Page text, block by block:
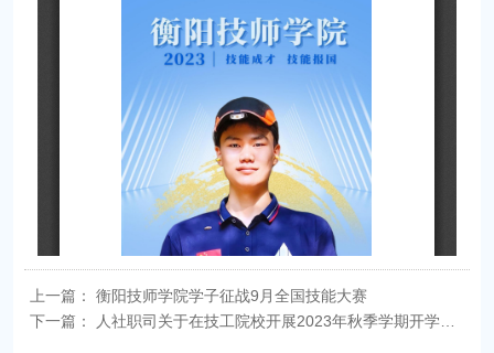
上一篇： 衡阳技师学院学子征战9月全国技能大赛
下一篇：
人社职司关于在技工院校开展2023年秋季学期开学第一课活动的通知